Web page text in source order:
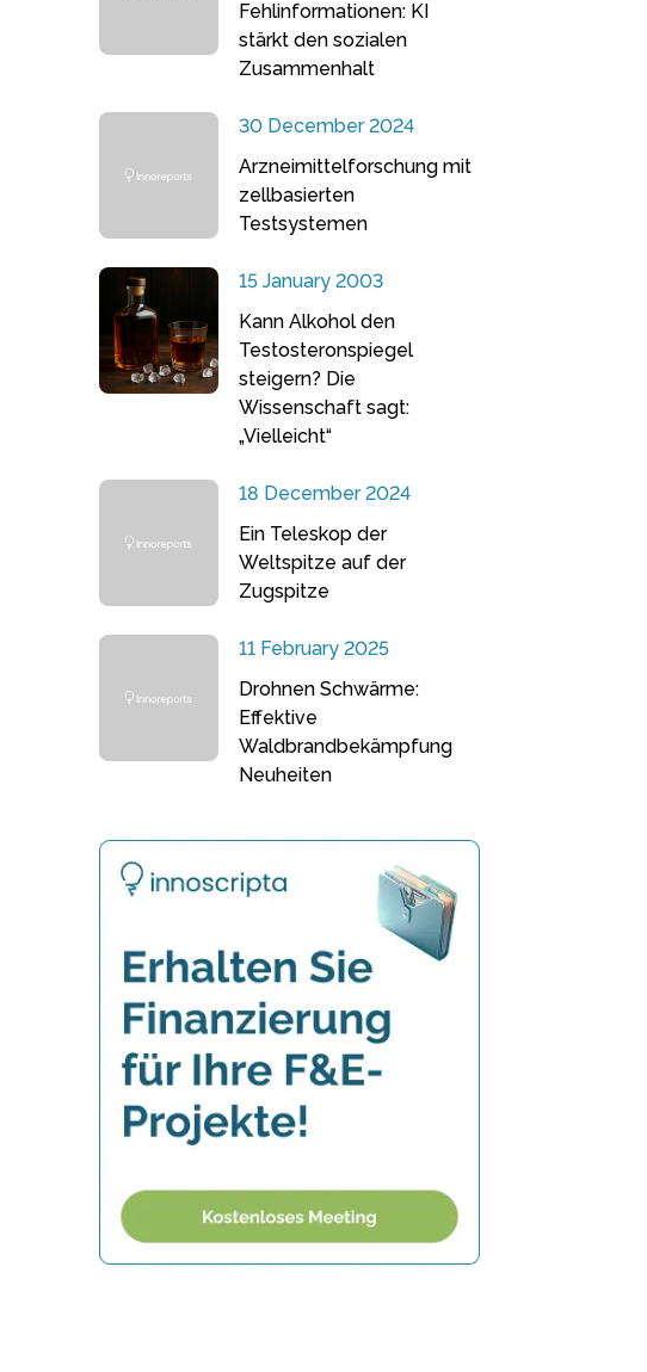
Fehlinformationen: KI
stärkt den sozialen
Zusammenhalt
30 December 2024
Arzneimittelforschung mit
zellbasierten
Testsystemen
15 January 2003
Kann Alkohol den
Testosteronspiegel
steigern? Die
Wissenschaft sagt:
„Vielleicht“
18 December 2024
Ein Teleskop der
Weltspitze auf der
Zugspitze
11 February 2025
Drohnen Schwärme:
Effektive
Waldbrandbekämpfung
Neuheiten